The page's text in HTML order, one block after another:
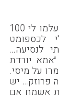
״אוי.. אמא״ צועקת האמצעית ובוכה ״נעלמו לי 100
לכספומט
לנסיעה…
יורדת
על מיסי.
פרוזק… יש
אשמח אם